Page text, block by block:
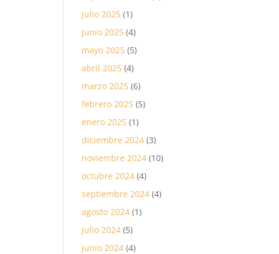
julio 2025 (1)
junio 2025 (4)
mayo 2025 (5)
abril 2025 (4)
marzo 2025 (6)
febrero 2025 (5)
enero 2025 (1)
diciembre 2024 (3)
noviembre 2024 (10)
octubre 2024 (4)
septiembre 2024 (4)
agosto 2024 (1)
julio 2024 (5)
junio 2024 (4)